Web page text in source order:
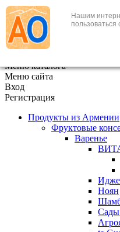
Нашим
+7 (495) 646-888-1
В корзине 0
Меню каталога
Меню сайта
Вход
Регистрация
Продукты из Армении
Фруктовые
Варенье
Ноян
Сады